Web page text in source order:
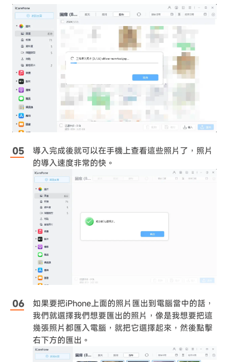
導入完成後就可以在手機上查看這些照片了，照片
的導入速度非常的快。
如果要把iPhone上面的照片匯出到電腦當中的話，
我們就選擇我們想要匯出的照片，像是我想要把這
幾張照片都匯入電腦，就把它選擇起來，然後點擊
右下方的匯出。